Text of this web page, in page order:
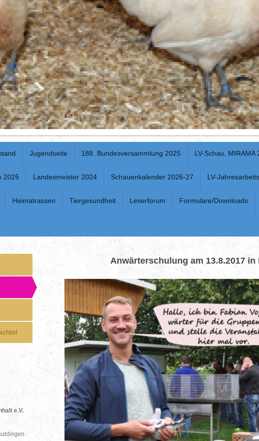
Jugendseite 188. Bundesversammlung 2025 LV-Schau, MIRAMA
2025 Landesmeister 2024 Schauenkalender 2026-27 LV-
Heimatrassen Tiergesundheit Leserforum Formulare/Downloads
Anwärterschulung am 13.8.2017 in
e.V.